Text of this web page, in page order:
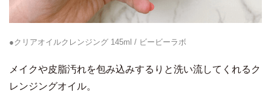
●クリアオイルクレンジング 145ml / ビービーラボ
メイクや皮脂汚れを包み込みするりと洗い流してくれるク
レンジングオイル。